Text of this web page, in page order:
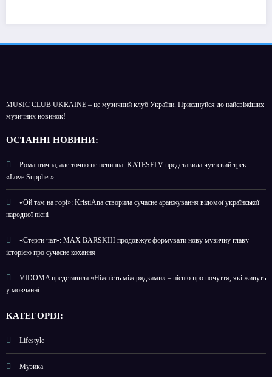
MUSIC CLUB UKRAINE – це музичний клуб України. Приєднуйся до найсвіжіших
музичних новинок!
ОСТАННІ НОВИНИ:
Романтична, але точно не невинна: KATESELV представила чуттєвий трек
«Love Supplier»
«Ой там на горі»: KristiAna створила сучасне аранжування відомої української
народної пісні
«Стерти чат»: MAX BARSKIH продовжує формувати нову музичну главу
історією про сучасне кохання
VIDOMA представила «Ніжність між рядками» – пісню про почуття, які живуть
у мовчанні
КАТЕГОРІЯ:
Lifestyle
Музика